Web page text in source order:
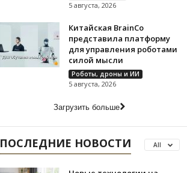
5 августа, 2026
Китайская BrainCo
представила платформу
для управления роботами
силой мысли
Роботы, дроны и ИИ
5 августа, 2026
Загрузить больше
ПОСЛЕДНИЕ НОВОСТИ All